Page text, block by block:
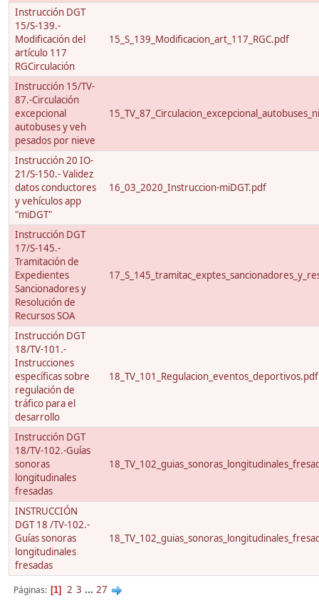
Instrucción DGT
15/S-139.-
Modificación del
artículo 117
RGCirculación
15_S_139_Modificacion_art_117_RGC.pdf
Instrucción 15/TV-
87.-Circulación
excepcional
autobuses y veh
pesados por nieve
Instrucción 20 IO-
21/S-150.- Validez
datos conductores
y vehículos app
"miDGT"
16_03_2020_Instruccion-miDGT.pdf
Instrucción DGT
17/S-145.-
Tramitación de
Expedientes
Sancionadores y
Resolución de
Recursos SOA
Instrucción DGT
18/TV-101.-
Instrucciones
específicas sobre
regulación de
tráfico para el
desarrollo
18_TV_101_Regulacion_eventos_deportivos.pdf
Instrucción DGT
18/TV-102.-Guías
sonoras
longitudinales
fresadas
INSTRUCCIÓN
DGT 18 /TV-102.-
Guías sonoras
longitudinales
fresadas
Páginas 1 2 3 ... 27